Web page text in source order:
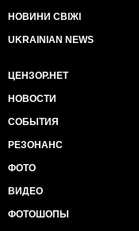
НОВИНИ СВІЖІ
UKRAINIAN NEWS
ЦЕНЗОР.НЕТ
НОВОСТИ
СОБЫТИЯ
РЕЗОНАНС
ФОТО
ВИДЕО
ФОТОШОПЫ